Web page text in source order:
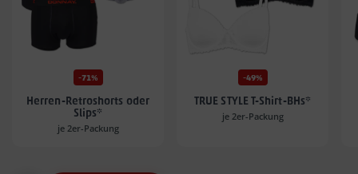
-71%
Herren-Retroshorts oder
Slips*
je 2er-Packung
-49%
TRUE STYLE T-Shirt-BHs*
je 2er-Packung